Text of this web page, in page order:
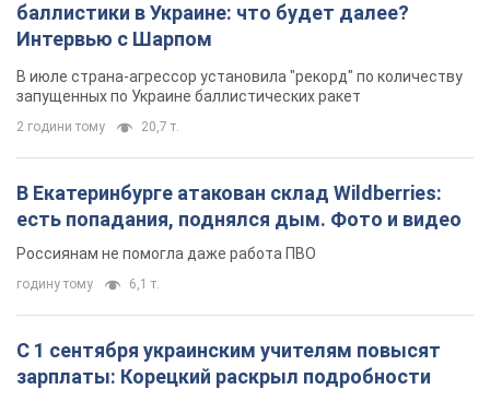
баллистики в Украине: что будет далее?
Интервью с Шарпом
В июле страна-агрессор установила "рекорд" по количеству
запущенных по Украине баллистических ракет
2 години тому 20,7 т.
В Екатеринбурге атакован склад Wildberries:
есть попадания, поднялся дым. Фото и видео
Россиянам не помогла даже работа ПВО
годину тому 6,1 т.
С 1 сентября украинским учителям повысят
зарплаты: Корецкий раскрыл подробности